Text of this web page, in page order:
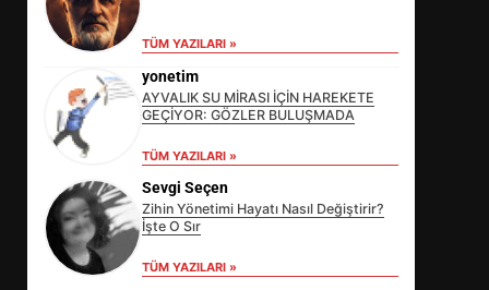
TÜM YAZILARI »
yonetim
AYVALIK SU MİRASI İÇİN HAREKETE
GEÇİYOR: GÖZLER BULUŞMADA
TÜM YAZILARI »
Sevgi Seçen
Zihin Yönetimi Hayatı Nasıl Değiştirir?
İşte O Sır
TÜM YAZILARI »